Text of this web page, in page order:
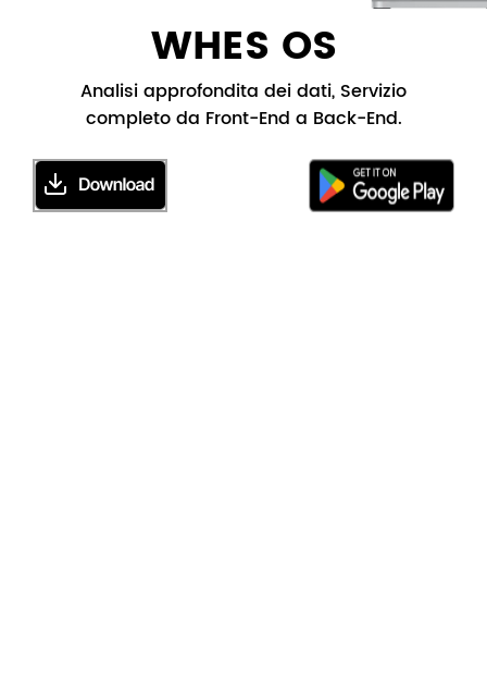
WHES OS
Analisi approfondita dei dati, Servizio
completo da Front-End a Back-End.